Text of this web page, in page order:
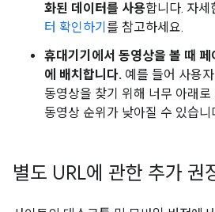
화된 데이터를 사용합니다. 자세
터 확인하기 를 참고하세요.
휴대기기에서 동영상을 볼 때 페
에 배치합니다. 예를 들어 사용
동영상을 찾기 위해 너무 아래
동영상 순위가 낮아질 수 있습니
별도 URL에 관한 추가 권